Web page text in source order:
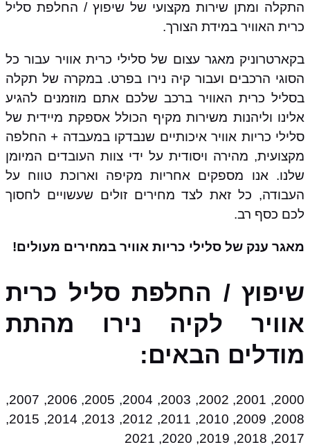
התקלה ומתן שירות מקצועי של שיפוץ / החלפת סליל
כרית האוויר במידת הצורך.
בקארטרוניק מאגר עצום של סלילי כרית אוויר עבור כל
הסוגי הרכבים ועבור קיה נירו בפרט. במקרה של תקלה
בסליל כרית האוויר ברכב שלכם אתם מוזמנים להגיע
אלינו וליהנות משירות מקיף הכולל אספקת מיידית של
סלילי כריות אוויר איכותיים שנבדקו במעבדה + החלפה
מקצועית, מהירה ויסודית על ידי צוות העובדים המיומן
שלנו. אנו מספקים אחריות מקיפה וארוכת טווח על
העבודה, כל זאת לצד מחירים זולים שעשויים לחסוך
לכם כסף רב.
מאגר ענק של סלילי כריות אוויר במחירים מעולים!
שיפוץ / החלפת סליל כרית
אוויר לקיה נירו מהתת
מודלים הבאים:
2000, 2001, 2002, 2003, 2004, 2005, 2006, 2007,
2008, 2009, 2010, 2011, 2012, 2013, 2014, 2015,
2017, 2018, 2019, 2020, 2021